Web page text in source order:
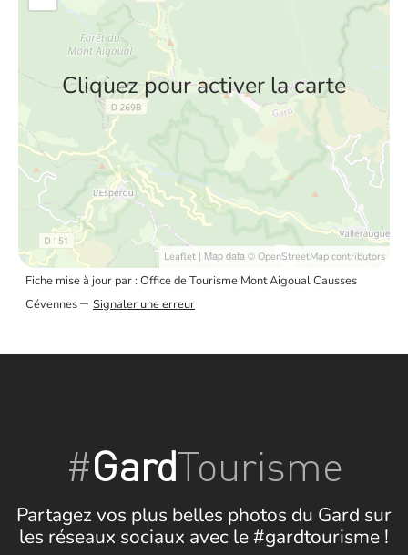
Cliquez pour activer la carte
Leaflet | Map data © OpenStreetMap contributors
Fiche mise à jour par : Office de Tourisme Mont Aigoual Causses
Cévennes– Signaler une erreur
#GardTourisme
Partagez vos plus belles photos du Gard sur
les réseaux sociaux avec le #gardtourisme !